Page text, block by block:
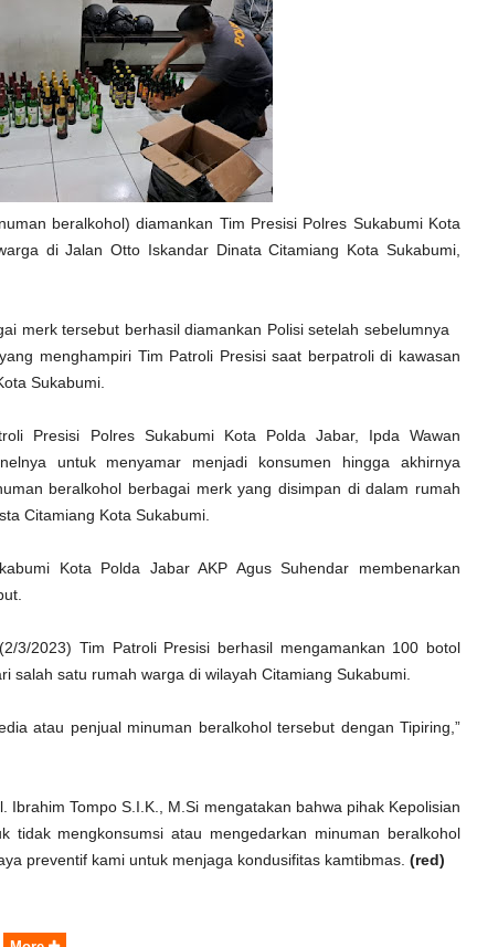
beralkohol) diamankan Tim Presisi Polres Sukabumi Kota
di Jalan Otto Iskandar Dinata Citamiang Kota Sukabumi,
merk tersebut berhasil diamankan Polisi setelah sebelumnya
menghampiri Tim Patroli Presisi saat berpatroli di kawasan
Sukabumi.
Presisi Polres Sukabumi Kota Polda Jabar, Ipda Wawan
untuk menyamar menjadi konsumen hingga akhirnya
beralkohol berbagai merk yang disimpan di dalam rumah
Citamiang Kota Sukabumi.
Kota Polda Jabar AKP Agus Suhendar membenarkan
3/2023) Tim Patroli Presisi berhasil mengamankan 100 botol
salah satu rumah warga di wilayah Citamiang Sukabumi.
atau penjual minuman beralkohol tersebut dengan Tipiring,”
Ibrahim Tompo S.I.K., M.Si mengatakan bahwa pihak Kepolisian
tidak mengkonsumsi atau mengedarkan minuman beralkohol
preventif kami untuk menjaga kondusifitas kamtibmas. (red)